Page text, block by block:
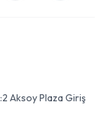
Aksoy Plaza Giriş